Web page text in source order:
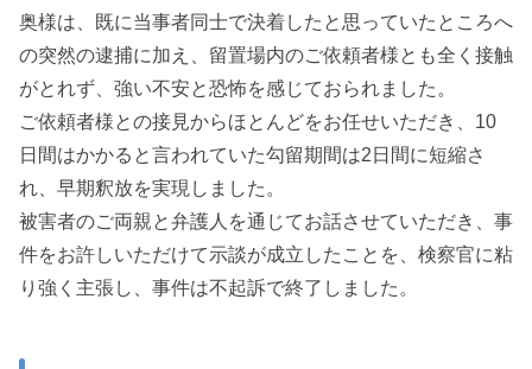
奥様は、既に当事者同士で決着したと思っていたところへ
の突然の逮捕に加え、留置場内のご依頼者様とも全く接触
がとれず、強い不安と恐怖を感じておられました。
ご依頼者様との接見からほとんどをお任せいただき、10
日間はかかると言われていた勾留期間は2日間に短縮さ
れ、早期釈放を実現しました。
被害者のご両親と弁護人を通じてお話させていただき、事
件をお許しいただけて示談が成立したことを、検察官に粘
り強く主張し、事件は不起訴で終了しました。